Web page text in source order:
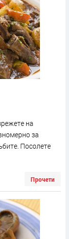
на
за
Посолете
Прочети